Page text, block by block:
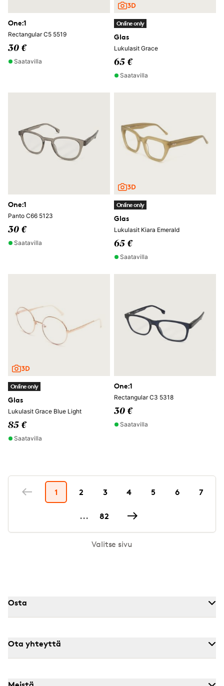
One:1
Rectangular C5 5519
30 €
Saatavilla
Online only
Glas
Lukulasit Grace
65 €
Saatavilla
One:1
Panto C66 5123
30 €
Saatavilla
Online only
Glas
Lukulasit Kiara Emerald
65 €
Saatavilla
Online only
Glas
Lukulasit Grace Blue Light
85 €
Saatavilla
One:1
Rectangular C3 5318
30 €
Saatavilla
1 2 3 4 5 6 7
... 82
Valitse sivu
Osta
Ota yhteyttä